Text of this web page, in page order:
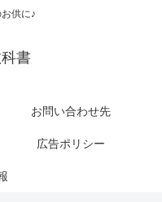
供に♪
書
お問い合わせ先
広告ポリシー